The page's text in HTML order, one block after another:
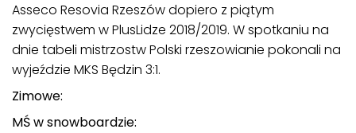
Asseco Resovia Rzeszów dopiero z piątym
zwycięstwem w PlusLidze 2018/2019. W spotkaniu na
dnie tabeli mistrzostw Polski rzeszowianie pokonali na
wyjeździe MKS Będzin 3:1.
Zimowe:
MŚ w snowboardzie: